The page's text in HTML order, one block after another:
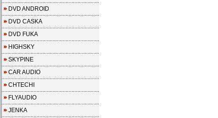
DVD ANDROID
DVD CASKA
DVD FUKA
HIGHSKY
SKYPINE
CAR AUDIO
CHTECHI
FLYAUDIO
JENKA